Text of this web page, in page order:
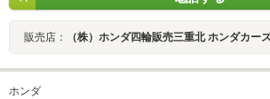
販売店： （株）ホンダ四輪販売三重北 ホンダカーズ三重北 Ｕ
ホンダ